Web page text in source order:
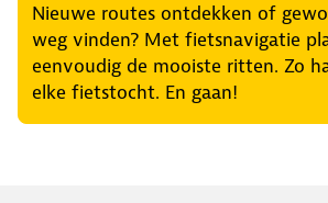
Nieuwe routes ontdekken of
weg vinden? Met fietsnavigatie
eenvoudig de mooiste ritten. Zo
elke fietstocht. En gaan!